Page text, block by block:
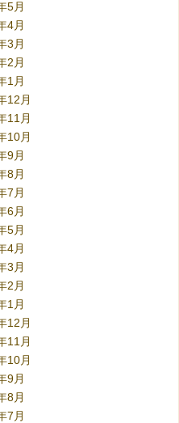
5月
4月
3月
2月
1月
12月
11月
10月
9月
8月
7月
6月
5月
4月
3月
2月
1月
12月
11月
10月
9月
8月
7月